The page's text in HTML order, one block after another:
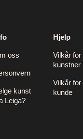
oss
kunst
Leiga?
Hjelp
Vilkår for
kunstner
Vilkår for
kunde